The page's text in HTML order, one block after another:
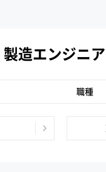
製造エンジニ
職種